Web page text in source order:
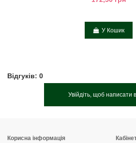
У Кошик
Відгуків: 0
Увійдіть, щоб написати
Корисна інформація